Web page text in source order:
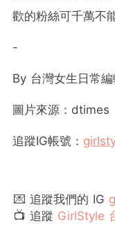
歡的粉絲可千萬不
-
By 台灣女生日常
圖片來源：dtimes
追蹤IG帳號：
💌 追蹤我們的 IG
📺 追蹤 GirlStyle